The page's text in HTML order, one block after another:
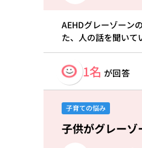
AEHDグレーゾーン
た、人の話を聞い
1名 が回答
子育ての悩み
子供がグレーゾ